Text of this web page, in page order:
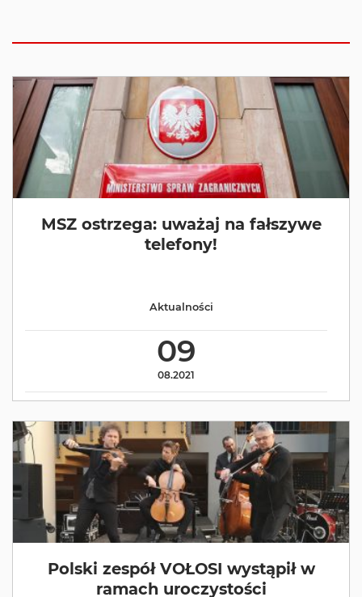
MSZ ostrzega: uważaj na fałszywe
telefony!
09
08.2021
Aktualności
Polski zespół VOŁOSI wystąpił w
ramach uroczystości